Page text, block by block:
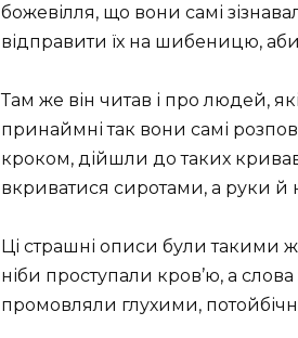
божевілля, що вони самі
відправити їх на шибеницю, аби
Там же він читав і про людей,
принаймні так вони самі
кроком, дійшли до таких
вкриватися сиротами, а руки й
Ці страшні описи були такими
ніби проступали кров’ю, а
промовляли глухими,